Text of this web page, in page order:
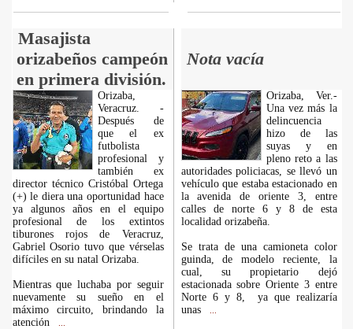
Masajista
orizabeños campeón
en primera división.
Nota vacía
Orizaba,
Veracruz. -
Después de
que el ex
futbolista
profesional y
también ex
director técnico Cristóbal Ortega
(+) le diera una oportunidad hace
ya algunos años en el equipo
profesional de los extintos
tiburones rojos de Veracruz,
Gabriel Osorio tuvo que vérselas
difíciles en su natal Orizaba.
Mientras que luchaba por seguir
nuevamente su sueño en el
máximo circuito, brindando la
atención
Orizaba, Ver.-
Una vez más la
delincuencia
hizo de las
suyas y en
pleno reto a las
autoridades policiacas, se llevó un
vehículo que estaba estacionado en
la avenida de oriente 3, entre
calles de norte 6 y 8 de esta
localidad orizabeña.
Se trata de una camioneta color
guinda, de modelo reciente, la
cual, su propietario dejó
estacionada sobre Oriente 3 entre
Norte 6 y 8, ya que realizaría
unas